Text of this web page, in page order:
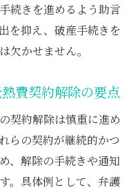
続きを進めるよう助言
を抑え、破産手続きを
欠かせません。
費契約解除の要点
契約解除は慎重に進め
らの契約が継続的かつ
、解除の手続きや通知
。具体例として、弁護